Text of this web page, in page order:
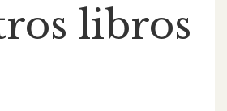
libros